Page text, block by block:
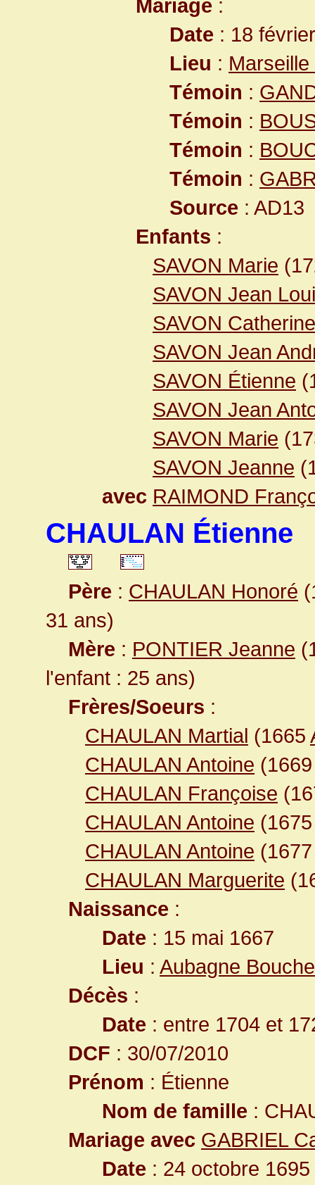
Mariage :
Date : 18
Lieu :
Témoin :
Témoin :
Témoin :
Témoin :
Source : AD13
Enfants :
SAVON Marie
SAVON Jean
SAVON Catherine
SAVON Jean
SAVON Étienne
SAVON Jean
SAVON Marie
SAVON Jeanne
avec RAIMOND
CHAULAN Étienne
Père : CHAULAN Honoré
31 ans)
Mère : PONTIER Jeanne
l'enfant : 25 ans)
Frères/Soeurs :
CHAULAN Martial (1665
CHAULAN Antoine
CHAULAN Françoise
CHAULAN Antoine
CHAULAN Antoine
CHAULAN Marguerite
Naissance :
Date : 15 mai 1667
Lieu : Aubagne
Décès :
Date : entre 1704 et
DCF : 30/07/2010
Prénom : Étienne
Nom de famille :
Mariage avec GABRIEL
Date : 24 octobre